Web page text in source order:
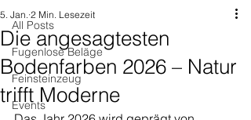
All Posts
Fugenlose Beläge
Feinsteinzeug
Events
Die angesagtesten
Bodenfarben 2026 – Natur
trifft Moderne
5. Jan. 2 Min. Lesezeit